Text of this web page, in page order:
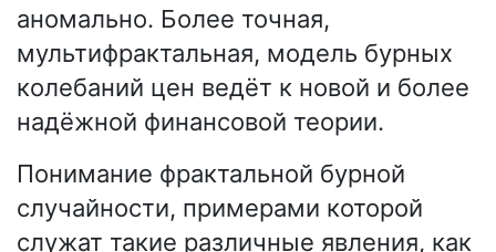
аномально. Более точная,
мультифрактальная, модель бурных
колебаний цен ведёт к новой и более
надёжной финансовой теории.
Понимание фрактальной бурной
случайности, примерами которой
служат такие различные явления, как